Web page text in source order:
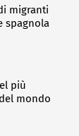
migranti
spagnola
più
mondo